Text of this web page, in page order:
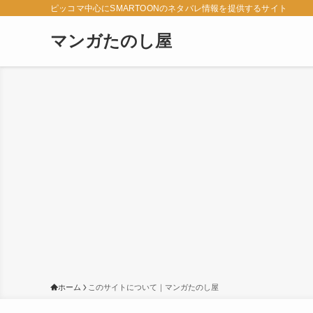
ピッコマ中心にSMARTOONのネタバレ情報を提供するサイト
マンガたのし屋
ホーム このサイトについて｜マンガたのし屋